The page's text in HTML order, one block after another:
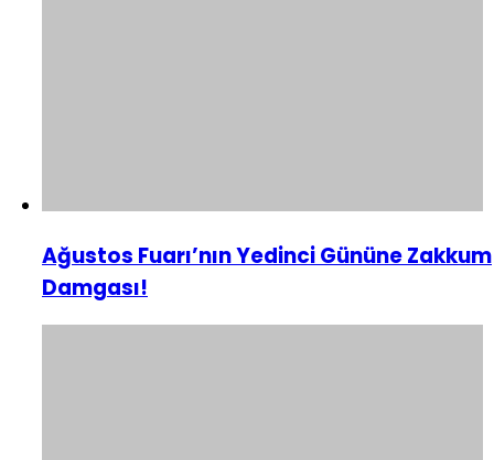
Ağustos Fuarı’nın Yedinci Gününe Zakkum
Damgası!